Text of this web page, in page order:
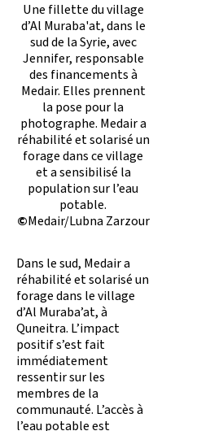
Une fillette du village
d’Al Muraba'at, dans le
sud de la Syrie, avec
Jennifer, responsable
des financements à
Medair. Elles prennent
la pose pour la
photographe. Medair a
réhabilité et solarisé un
forage dans ce village
et a sensibilisé la
population sur l’eau
potable.
©Medair/Lubna Zarzour
Dans le sud, Medair a
réhabilité et solarisé un
forage dans le village
d’Al Muraba’at, à
Quneitra. L’impact
positif s’est fait
immédiatement
ressentir sur les
membres de la
communauté. L’accès à
l’eau potable est